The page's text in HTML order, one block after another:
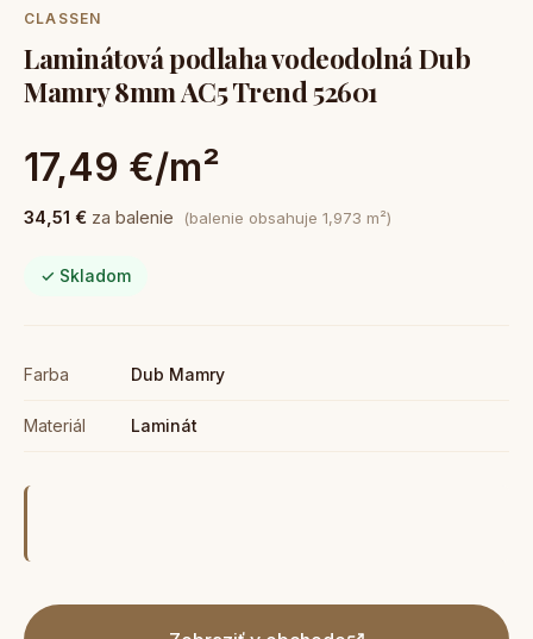
CLASSEN
Laminátová podlaha vodeodolná Dub
Mamry 8mm AC5 Trend 52601
17,49 €/m²
34,51 € za balenie (balenie obsahuje 1,973 m²)
✓ Skladom
Farba Dub Mamry
Materiál Laminát